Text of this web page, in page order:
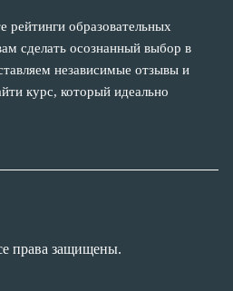
образовательных
сделать осознанный выбор в
независимые отзывы и
курс, который идеально
права защищены.